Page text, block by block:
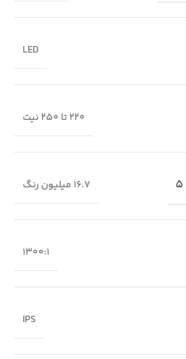
LED
220 تا 250 نیت
۱۶.۷ میلیون رنگ
1300:1
IPS